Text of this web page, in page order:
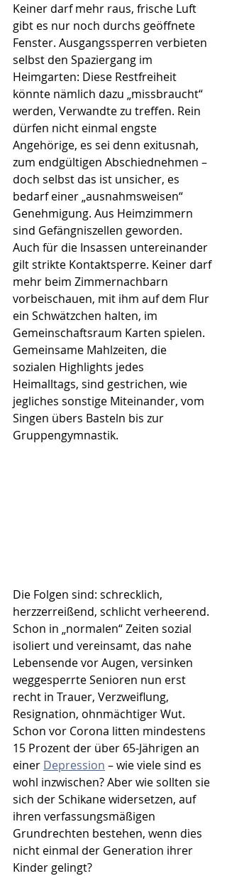
Keiner darf mehr raus, frische Luft
gibt es nur noch durchs geöffnete
Fenster. Ausgangssperren verbieten
selbst den Spaziergang im
Heimgarten: Diese Restfreiheit
könnte nämlich dazu „missbraucht“
werden, Verwandte zu treffen. Rein
dürfen nicht einmal engste
Angehörige, es sei denn exitusnah,
zum endgültigen Abschiednehmen –
doch selbst das ist unsicher, es
bedarf einer „ausnahmsweisen“
Genehmigung. Aus Heimzimmern
sind Gefängniszellen geworden.
Auch für die Insassen untereinander
gilt strikte Kontaktsperre. Keiner darf
mehr beim Zimmernachbarn
vorbeischauen, mit ihm auf dem Flur
ein Schwätzchen halten, im
Gemeinschaftsraum Karten spielen.
Gemeinsame Mahlzeiten, die
sozialen Highlights jedes
Heimalltags, sind gestrichen, wie
jegliches sonstige Miteinander, vom
Singen übers Basteln bis zur
Gruppengymnastik.
Die Folgen sind: schrecklich,
herzzerreißend, schlicht verheerend.
Schon in „normalen“ Zeiten sozial
isoliert und vereinsamt, das nahe
Lebensende vor Augen, versinken
weggesperrte Senioren nun erst
recht in Trauer, Verzweiflung,
Resignation, ohnmächtiger Wut.
Schon vor Corona litten mindestens
15 Prozent der über 65-Jährigen an
einer Depression – wie viele sind es
wohl inzwischen? Aber wie sollten sie
sich der Schikane widersetzen, auf
ihren verfassungsmäßigen
Grundrechten bestehen, wenn dies
nicht einmal der Generation ihrer
Kinder gelingt?